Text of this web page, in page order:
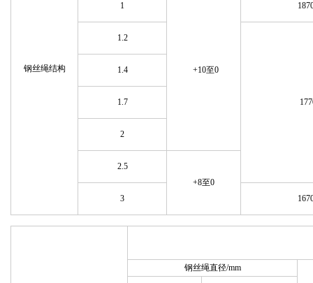
钢丝绳结构
1
+10至0
1.2
1.4
1.7
2
2.5
+8至0
3
钢丝绳直径/mm